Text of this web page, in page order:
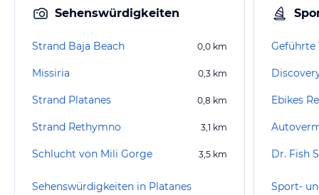
Sehenswürdigkeiten
Strand Baja Beach 0,0 km
Missiria 0,3 km
Strand Platanes 0,8 km
Strand Rethymno 3,1 km
Schlucht von Mili Gorge 3,5 km
Sehenswürdigkeiten in Platanes
Geführte
Ebikes
Dr. Fish